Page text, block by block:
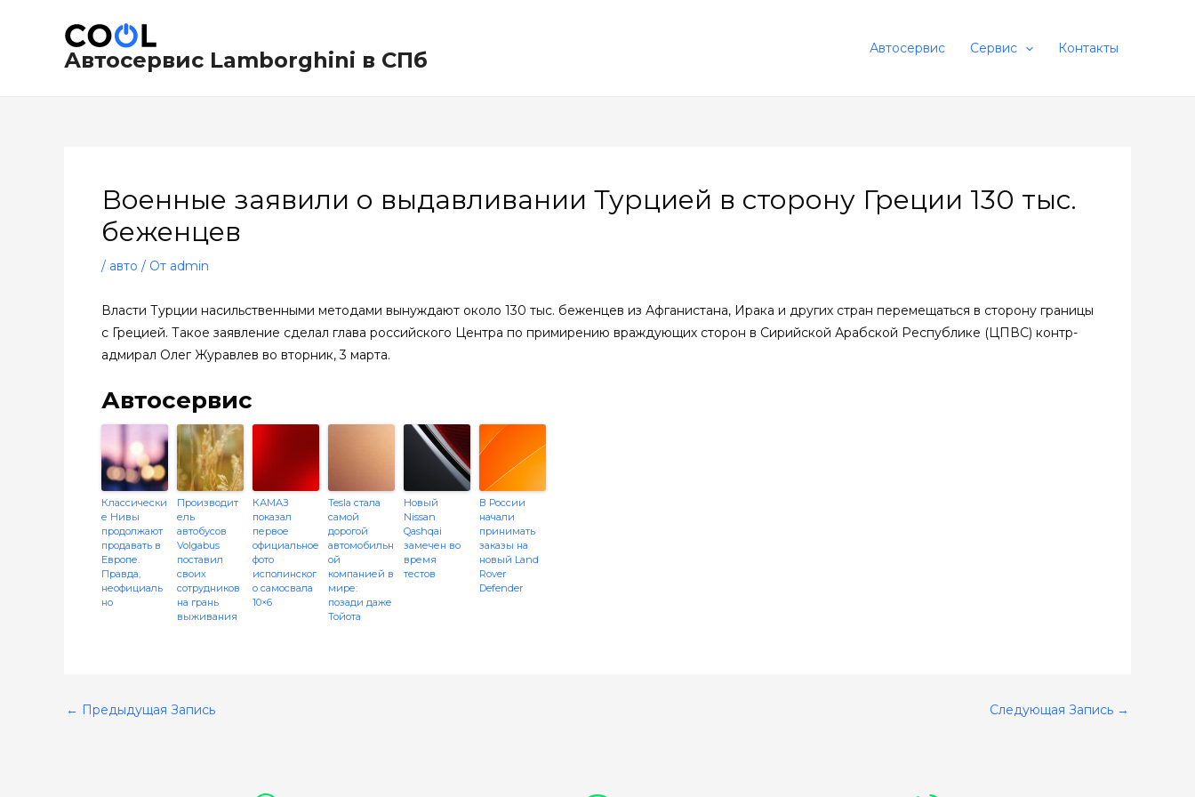
содержимомуАвтосервис Lamborghini в СПб Автосервис Сервис Контакты
Военные заявили о выдавливании Турцией в сторону Греции 130 тыс.
беженцев
/ авто / От admin
Власти Турции насильственными методами вынуждают около 130 тыс. беженцев из Афганистана, Ирака и других стран перемещаться в сторону границы
с Грецией. Такое заявление сделал глава российского Центра по примирению враждующих сторон в Сирийской Арабской Республике (ЦПВС) контр-
адмирал Олег Журавлев во вторник, 3 марта.
Автосервис
Классически
е Нивы
продолжают
продавать в
Европе.
Правда,
неофициаль
но
Производит
ель
автобусов
Volgabus
поставил
своих
сотрудников
на грань
выживания
КАМАЗ
показал
первое
официальное
фото
исполинског
о самосвала
10×6
Tesla стала
самой
дорогой
автомобильн
ой
компанией в
мире:
позади даже
Тойота
Новый
Nissan
Qashqai
замечен во
время
тестов
В России
начали
принимать
заказы на
новый Land
Rover
Defender
по
записям
← Предыдущая Запись Следующая Запись →